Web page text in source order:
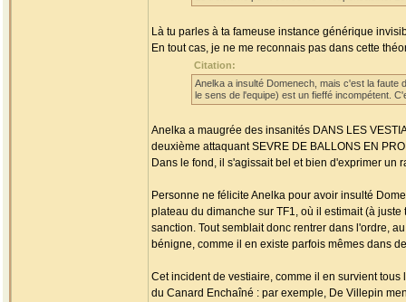
Là tu parles à ta fameuse instance générique
En tout cas, je ne me reconnais pas dans cette
Citation:
Anelka a insulté Domenech, mais c'est la faute
le sens de l'equipe) est un fieffé incompétent.
Anelka a maugrée des insanités DANS LES
deuxième attaquant SEVRE DE BALLONS EN
Dans le fond, il s'agissait bel et bien d'exprimer
Personne ne félicite Anelka pour avoir insulté
plateau du dimanche sur TF1, où il estimait (à
sanction. Tout semblait donc rentrer dans l'ordre,
bénigne, comme il en existe parfois mêmes dans
Cet incident de vestiaire, comme il en survient
du Canard Enchaîné : par exemple, De Villepin